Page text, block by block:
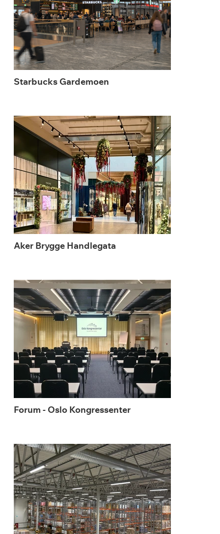
Starbucks Gardemoen
Aker Brygge Handlegata
Forum - Oslo Kongressenter